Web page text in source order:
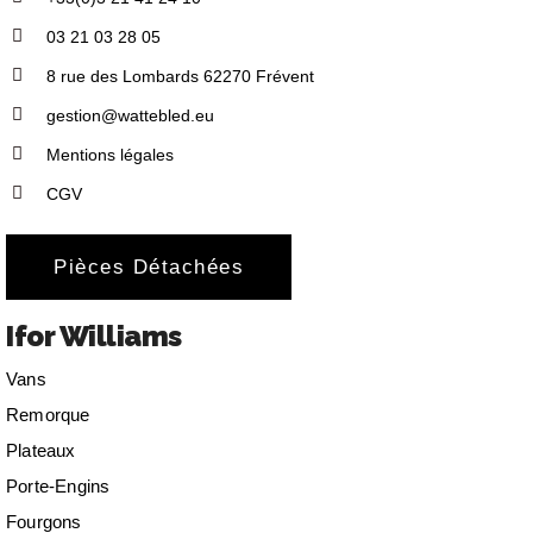
03 21 03 28 05
8 rue des Lombards 62270 Frévent
gestion@wattebled.eu
Mentions légales
CGV
Pièces Détachées
Ifor Williams
Vans
Remorque
Plateaux
Porte-Engins
Fourgons